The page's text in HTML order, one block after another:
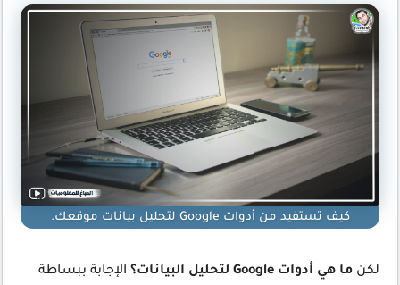
كيف تستفيد من أدوات Google لتحليل بيانات موقعك.
لكن ما هي أدوات Google لتحليل البيانات؟
الإجابة ببساطة